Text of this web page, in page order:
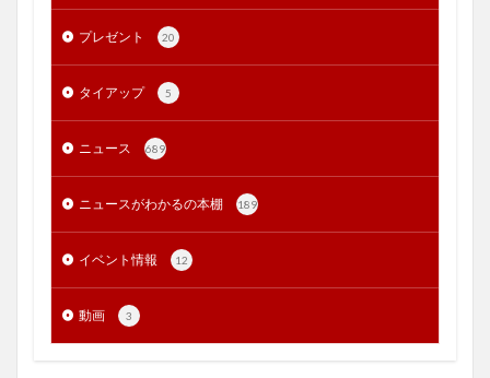
プレゼント 20
タイアップ 5
ニュース 689
ニュースがわかるの本棚 189
イベント情報 12
動画 3